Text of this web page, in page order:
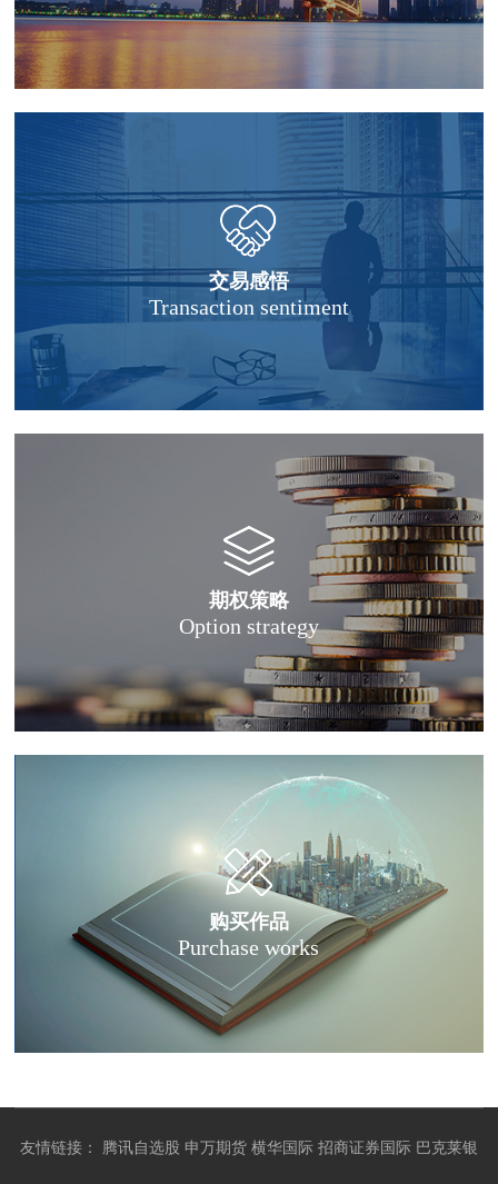
交易感悟
Transaction sentiment
期权策略
Option strategy
购买作品
Purchase works
友情链接： 腾讯自选股 申万期货 横华国际 招商证券国际 巴克莱银